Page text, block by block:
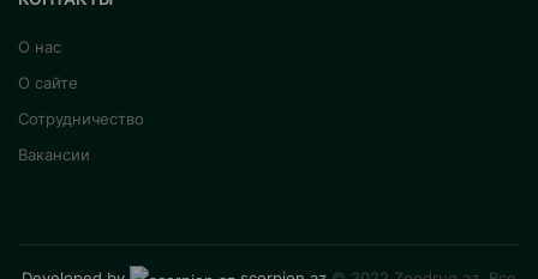
О нас
О сайте
Сотрудничество
Вакансии